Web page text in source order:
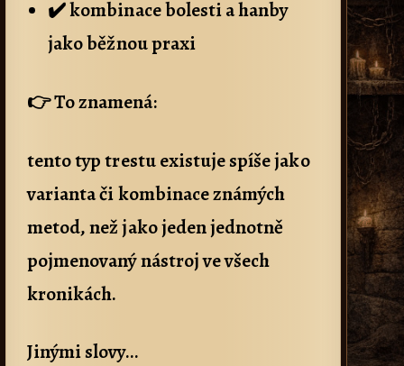
✔️ kombinace bolesti a hanby
jako běžnou praxi
👉 To znamená:
tento typ trestu existuje spíše jako
varianta či kombinace známých
metod, než jako jeden jednotně
pojmenovaný nástroj ve všech
kronikách.
Jinými slovy…